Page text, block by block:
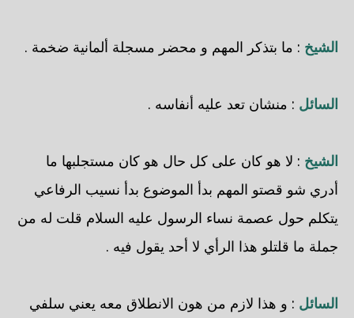
الشيخ : ما بتذكر المهم و محضر مسجلة ألمانية ضخمة .
السائل : منشان تعد عليه أنفاسه .
الشيخ : لا هو كان على كل حال هو كان مستجلبها ما
أدري شو قصتو المهم بدأ الموضوع بدأ نسيب الرفاعي
يتكلم حول عصمة نساء الرسول عليه السلام قلت له من
جملة ما قلتلو هذا الرأي لا أحد يقول فيه .
السائل : و هذا لازم من هون الانطلاق معه يعني سلفي